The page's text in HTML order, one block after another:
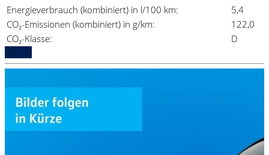
Energieverbrauch (kombiniert) in l/100 km:
5,4
CO₂-Emissionen (kombiniert) in g/km:
122,0
CO₂-Klasse:
D